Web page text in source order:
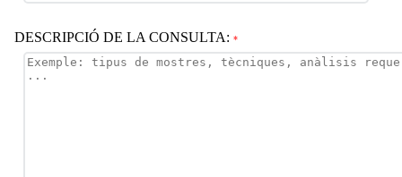
DESCRIPCIÓ DE LA CONSULTA: *